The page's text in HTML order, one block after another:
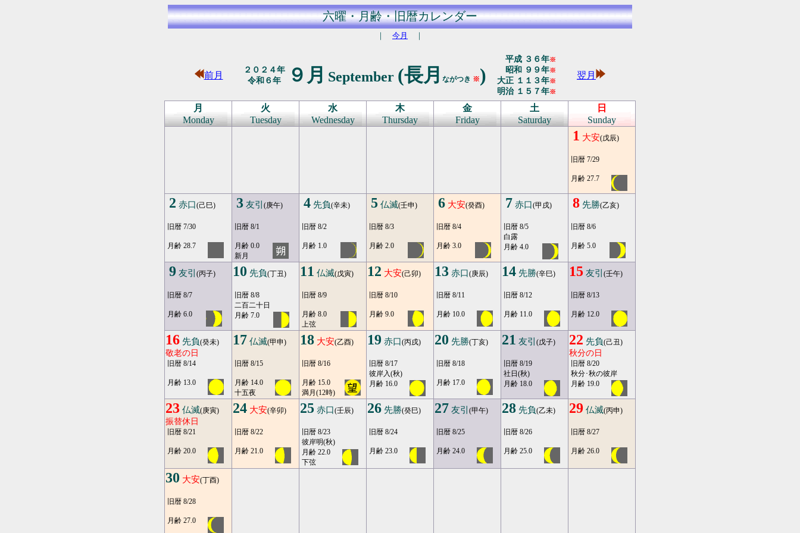
六曜・月齢・旧暦カレンダー
｜ 今月 ｜
前月
２０２４年
令和６年
９月 September (長月 ながつき ※)
平成 ３６年※
昭和 ９９年※
大正 １１３年※
明治 １５７年※
翌月
月
Monday
火
Tuesday
水
Wednesday
木
Thursday
金
Friday
土
Saturday
日
Sunday
1 大安(戊辰)
旧暦 7/29
月齢 27.7
2 赤口(己巳)
旧暦 7/30
月齢 28.7
3 友引 (庚午)
旧暦 8/1
月齢 0.0
新月
4 先負(辛未)
旧暦 8/2
月齢 1.0
5 仏滅(壬申)
旧暦 8/3
月齢 2.0
6 大安(癸酉)
旧暦 8/4
月齢 3.0
7 赤口(甲戌)
旧暦 8/5
白露
月齢 4.0
8 先勝(乙亥)
旧暦 8/6
月齢 5.0
9 友引 (丙子)
旧暦 8/7
月齢 6.0
10 先負(丁丑)
旧暦 8/8
二百二十日
月齢 7.0
11 仏滅(戊寅)
旧暦 8/9
月齢 8.0
上弦
12 大安(己卯)
旧暦 8/10
月齢 9.0
13 赤口(庚辰)
旧暦 8/11
月齢 10.0
14 先勝(辛巳)
旧暦 8/12
月齢 11.0
15 友引 (壬午)
旧暦 8/13
月齢 12.0
16 先負(癸未)
敬老の日
旧暦 8/14
月齢 13.0
17 仏滅(甲申)
旧暦 8/15
月齢 14.0
十五夜
18 大安(乙酉)
旧暦 8/16
月齢 15.0
満月(12時)
19 赤口(丙戌)
旧暦 8/17
彼岸入(秋)
月齢 16.0
20 先勝(丁亥)
旧暦 8/18
月齢 17.0
21 友引 (戊子)
旧暦 8/19
社日(秋)
月齢 18.0
22 先負(己丑)
秋分の日
旧暦 8/20
秋分･秋の彼岸
月齢 19.0
23 仏滅(庚寅)
振替休日
旧暦 8/21
月齢 20.0
24 大安(辛卯)
旧暦 8/22
月齢 21.0
25 赤口(壬辰)
旧暦 8/23
彼岸明(秋)
月齢 22.0
下弦
26 先勝(癸巳)
旧暦 8/24
月齢 23.0
27 友引 (甲午)
旧暦 8/25
月齢 24.0
28 先負(乙未)
旧暦 8/26
月齢 25.0
29 仏滅(丙申)
旧暦 8/27
月齢 26.0
30 大安(丁酉)
旧暦 8/28
月齢 27.0